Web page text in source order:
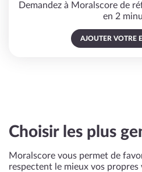
Demandez à Moralscore de
en 2
AJOUTER VOTRE
Choisir les plus
Moralscore vous permet de
respectent le mieux vos